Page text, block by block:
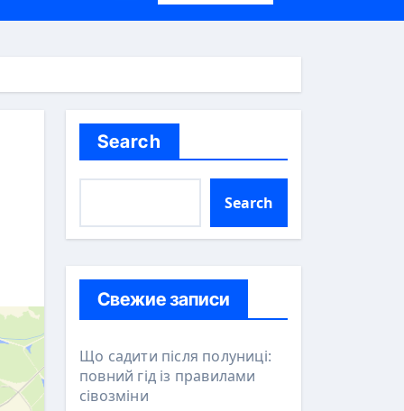
Search
Search
Свежие записи
Що садити після полуниці:
повний гід із правилами
сівозміни